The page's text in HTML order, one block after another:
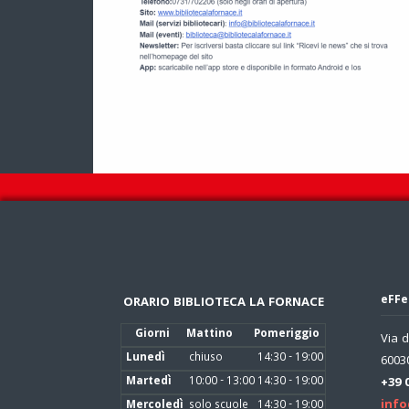
ORARIO BIBLIOTECA LA FORNACE
Giorni Mattino
Pomeriggio
Lunedì
chiuso
14:30 - 19:00
Martedì
10:00 - 13:0014:30 - 19:00
Via
+39